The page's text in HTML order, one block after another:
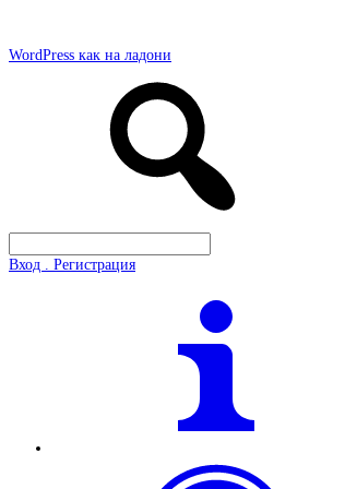
WordPress как на ладони
Вход . Регистрация